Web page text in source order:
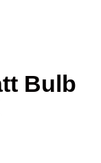
Bulb